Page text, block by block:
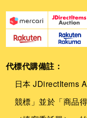
代標代購備註：
日本 JDirectItems
競標」並於「商品